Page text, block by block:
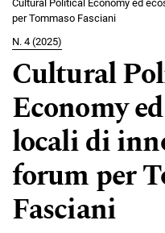
Cultural Political Economy ed
per Tommaso Fasciani
N. 4 (2025)
Cultural
Economy
locali di
forum per
Fasciani